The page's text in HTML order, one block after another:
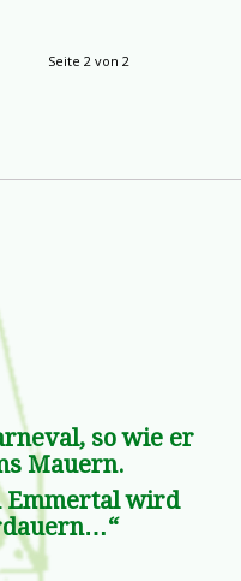
Seite 2 von 2
so wie er
Mauern.
Emmertal wird